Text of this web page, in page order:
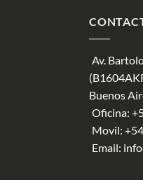
Av.
Buenos
Oficina:
Movil:
Email: